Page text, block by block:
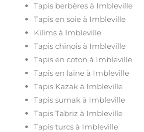
Tapis berbères à Imbleville
Tapis en soie à Imbleville
Kilims à Imbleville
Tapis chinois à Imbleville
Tapis en coton à Imbleville
Tapis en laine à Imbleville
Tapis Kazak à Imbleville
Tapis sumak à Imbleville
Tapis Tabriz à Imbleville
Tapis turcs à Imbleville